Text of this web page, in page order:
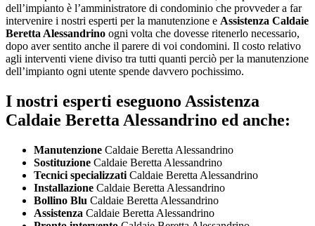
dell’impianto è l’amministratore di condominio che provveder a far
intervenire i nostri esperti per la manutenzione e Assistenza Caldaie
Beretta Alessandrino ogni volta che dovesse ritenerlo necessario,
dopo aver sentito anche il parere di voi condomini. Il costo relativo
agli interventi viene diviso tra tutti quanti perciò per la manutenzione
dell’impianto ogni utente spende davvero pochissimo.
I nostri esperti eseguono Assistenza
Caldaie Beretta Alessandrino ed anche:
Manutenzione Caldaie Beretta Alessandrino
Sostituzione Caldaie Beretta Alessandrino
Tecnici specializzati Caldaie Beretta Alessandrino
Installazione Caldaie Beretta Alessandrino
Bollino Blu Caldaie Beretta Alessandrino
Assistenza Caldaie Beretta Alessandrino